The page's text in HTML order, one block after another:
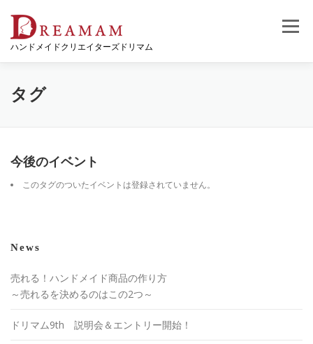
ツ
ハンドメイドクリエイターズドリマム
メニュー
タグ
今後のイベント
このタグのついたイベントは登録されていません。
News
売れる！ハンドメイド商品の作り方
～売れるを決めるのはこの2つ～
ドリマム9th 説明会＆エントリー開始！